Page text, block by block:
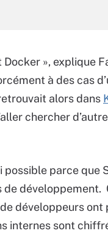
», explique
à des cas
alors dans
chercher
parce que
développement.
développeurs
internes sont